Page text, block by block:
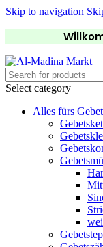
Skip to navigation
Select category
Alles fürs Gebet